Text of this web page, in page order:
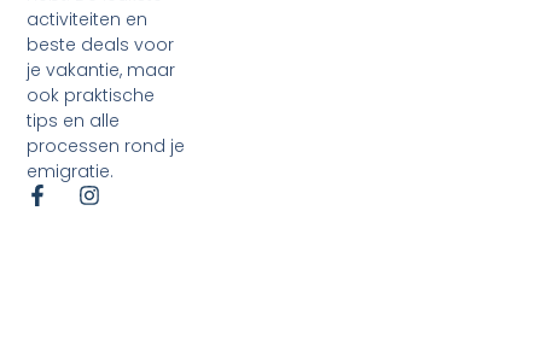
activiteiten en
beste deals voor
je vakantie, maar
ook praktische
tips en alle
processen rond je
emigratie.